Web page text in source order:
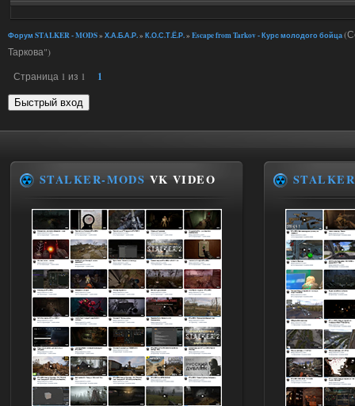
Форум STALKER - MODS» Х.А.Б.А.Р.» К.О.С.Т.Ё.Р.» Escape from Tarkov - Курс молодого бойца
Таркова")
Страница 1 из 1 1
STALKER-MODS VK VIDEO